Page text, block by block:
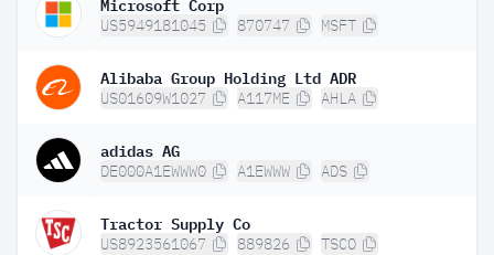
US5949181045 870747 MSFT
Alibaba Group Holding Ltd ADR
US01609W1027 A117ME AHLA
adidas AG
DE000A1EWWW0 A1EWWW ADS
Tractor Supply Co
US8923561067 889826 TSCO